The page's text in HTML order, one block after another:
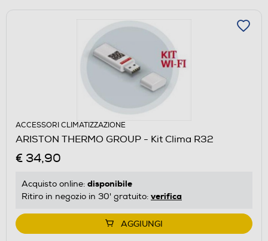
ACCESSORI CLIMATIZZAZIONE
ARISTON THERMO GROUP - Kit Clima R32
€ 34,90
Acquisto online: disponibile
Ritiro in negozio in 30' gratuito: verifica
AGGIUNGI